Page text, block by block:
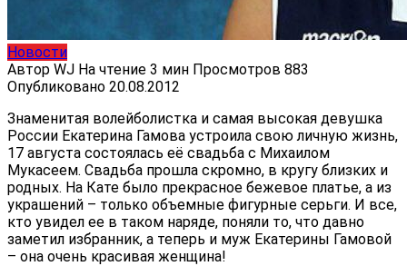
Новости
Автор WJ На чтение 3 мин Просмотров 883
Опубликовано 20.08.2012
Знаменитая волейболистка и самая высокая девушка
России Екатерина Гамова устроила свою личную жизнь,
17 августа состоялась её свадьба с Михаилом
Мукасеем. Свадьба прошла скромно, в кругу близких и
родных. На Кате было прекрасное бежевое платье, а из
украшений – только объемные фигурные серьги. И все,
кто увидел ее в таком наряде, поняли то, что давно
заметил избранник, а теперь и муж Екатерины Гамовой
– она очень красивая женщина!